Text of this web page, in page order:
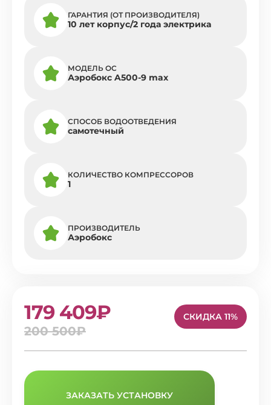
ГАРАНТИЯ (ОТ ПРОИЗВОДИТЕЛЯ)
10 лет корпус/2 года электрика
МОДЕЛЬ ОС
Аэробокс A500-9 max
СПОСОБ ВОДООТВЕДЕНИЯ
самотечный
КОЛИЧЕСТВО КОМПРЕССОРОВ
1
ПРОИЗВОДИТЕЛЬ
Аэробокс
179 409₽
200 500₽
СКИДКА 11%
ЗАКАЗАТЬ УСТАНОВКУ